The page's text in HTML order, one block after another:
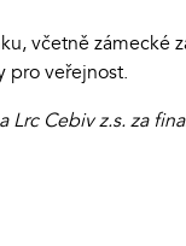
včetně zámecké
pro veřejnost.
Lrc Cebiv z.s. za